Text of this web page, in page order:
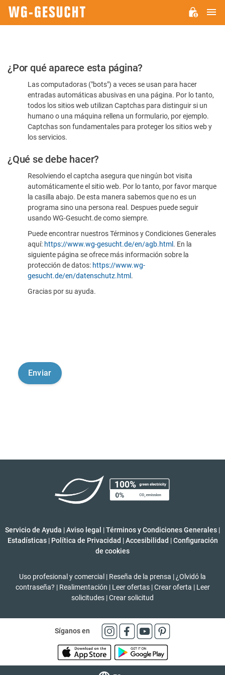
Por
favor,
confirme
humano
¿Por qué aparece esta página?
Las computadoras ("bots") a veces se usan para hacer
entradas automáticas abusivas en una página. Por lo tanto,
todos los sitios web utilizan Captchas para distinguir si un
humano o una máquina rellena un formulario, por ejemplo.
Captchas son fundamentales para proteger los sitios web y
los servicios.
¿Qué se debe hacer?
Resolviendo el captcha asegura que ningún bot visita
automáticamente el sitio web. Por lo tanto, por favor marque
la casilla abajo. De esta manera sabemos que no es un
programa sino una persona real. Despues puede seguir
usando WG-Gesucht.de como siempre.
Puede encontrar nuestros Términos y Condiciones Generales
aquí: https://www.wg-gesucht.de/en/agb.html . En la
siguiente página se ofrece más información sobre la
protección de datos: https://www.wg-
gesucht.de/en/datenschutz.html .
Gracias por su ayuda.
Servicio de Ayuda |Aviso legal |Términos y Condiciones Generales |
Estadísticas | Política de Privacidad | Accesibilidad | Configuración
de cookies
Uso profesional y comercial | Reseña de la prensa | ¿Olvidó la
contraseña? | Realimentación | Leer ofertas | Crear oferta | Leer
solicitudes |Crear solicitud
Síganos en